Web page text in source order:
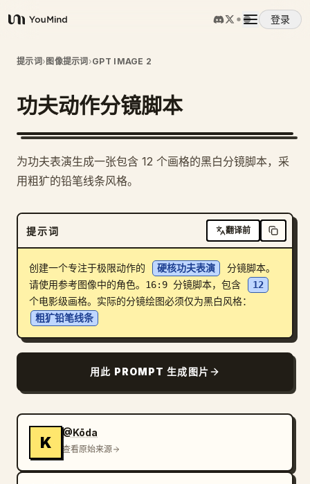
YouMind
登录
概览
使用案例
定价
下载
博客
提示词› 图像提示词 ›GPT IMAGE 2
功夫动作分镜脚本
为功夫表演生成一张包含 12 个画格的黑白分镜脚本，采
用粗犷的铅笔线条风格。
提示词 翻译前
创建一个专注于极限动作的 硬核功夫表演
分镜脚本。
请使用参考图像中的角色。16:9 分镜脚本，包含
12
个电影级画格。实际的分镜绘图必须仅为黑白风格：
粗犷铅笔线条
用此 PROMPT 生成图片
K
@Kōda
查看原始来源